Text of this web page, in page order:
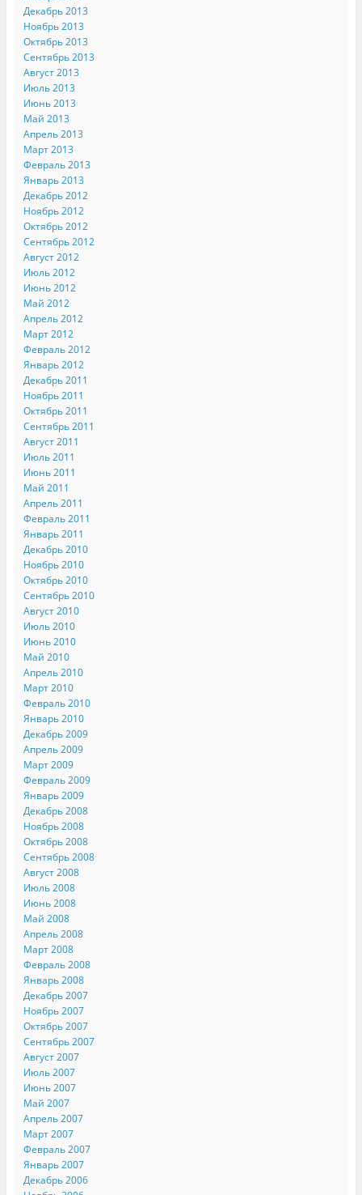
Декабрь 2013
Ноябрь 2013
Октябрь 2013
Сентябрь 2013
Август 2013
Июль 2013
Июнь 2013
Май 2013
Апрель 2013
Март 2013
Февраль 2013
Январь 2013
Декабрь 2012
Ноябрь 2012
Октябрь 2012
Сентябрь 2012
Август 2012
Июль 2012
Июнь 2012
Май 2012
Апрель 2012
Март 2012
Февраль 2012
Январь 2012
Декабрь 2011
Ноябрь 2011
Октябрь 2011
Сентябрь 2011
Август 2011
Июль 2011
Июнь 2011
Май 2011
Апрель 2011
Февраль 2011
Январь 2011
Декабрь 2010
Ноябрь 2010
Октябрь 2010
Сентябрь 2010
Август 2010
Июль 2010
Июнь 2010
Май 2010
Апрель 2010
Март 2010
Февраль 2010
Январь 2010
Декабрь 2009
Апрель 2009
Март 2009
Февраль 2009
Январь 2009
Декабрь 2008
Ноябрь 2008
Октябрь 2008
Сентябрь 2008
Август 2008
Июль 2008
Июнь 2008
Май 2008
Апрель 2008
Март 2008
Февраль 2008
Январь 2008
Декабрь 2007
Ноябрь 2007
Октябрь 2007
Сентябрь 2007
Август 2007
Июль 2007
Июнь 2007
Май 2007
Апрель 2007
Март 2007
Февраль 2007
Январь 2007
Декабрь 2006